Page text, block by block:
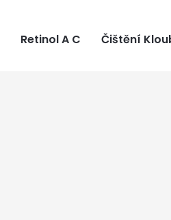
Retinol A C Čištění